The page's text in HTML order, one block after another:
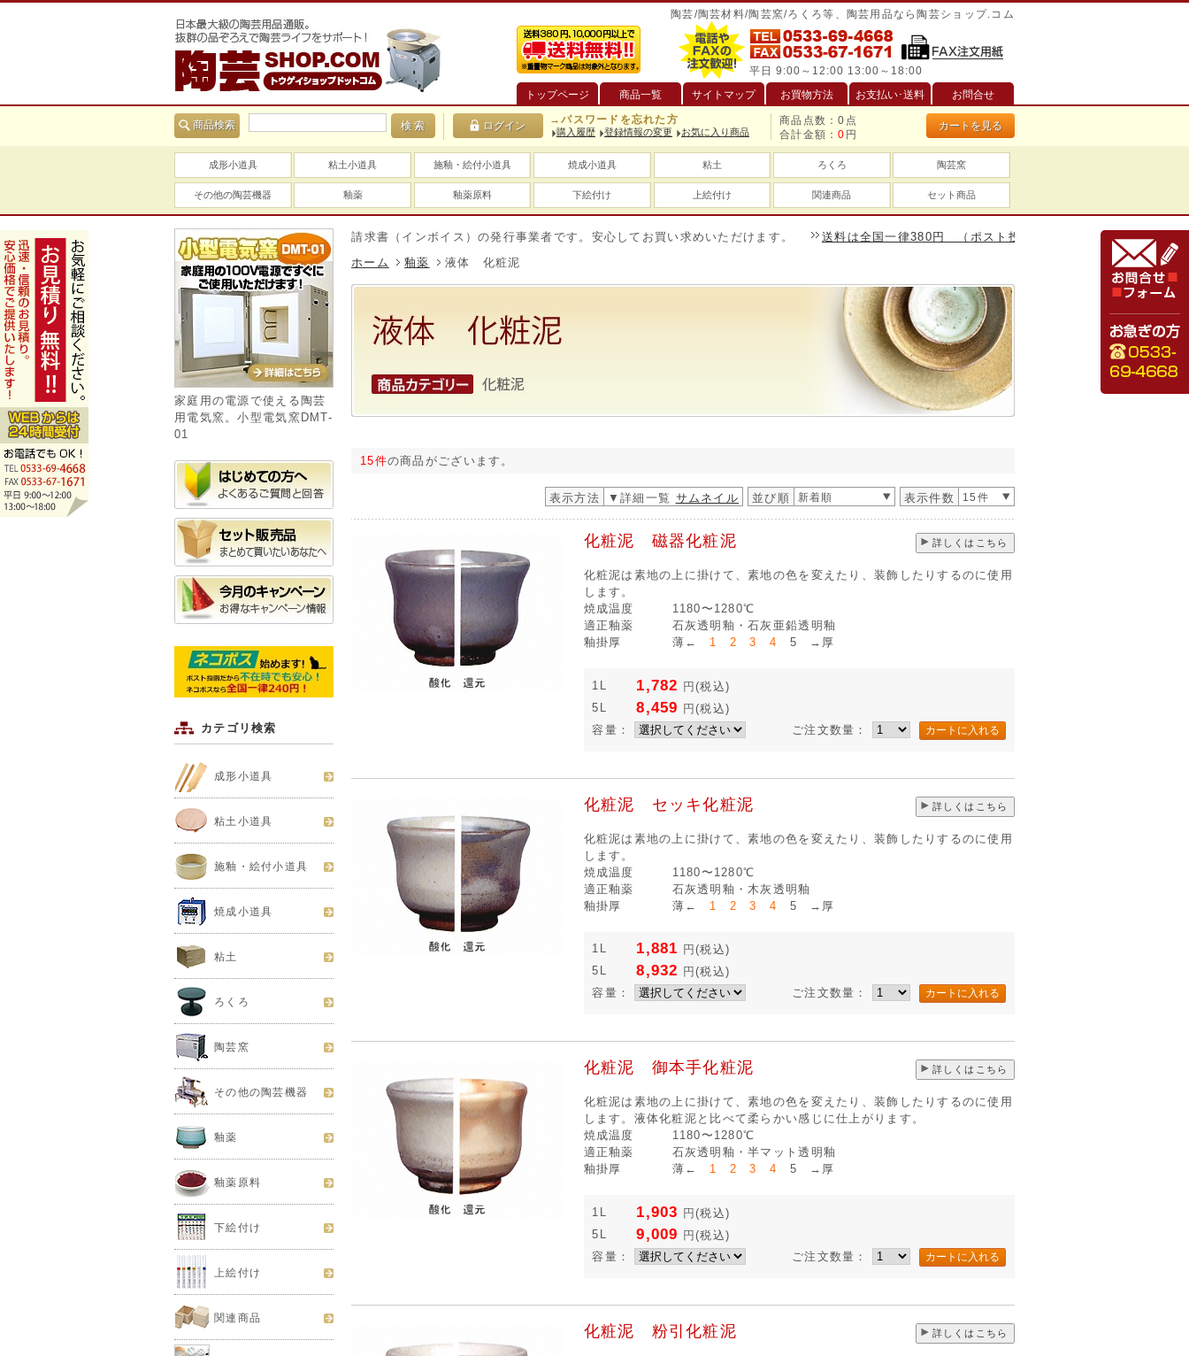
陶芸/陶芸材料/陶芸窯/ろくろ等、陶芸用品なら陶芸ショップ.コム
平日 9:00～12:00 13:00～18:00
トップページ
商品一覧 サイトマップ お買物方法 お支払い･送料 お問合せ
商品検索 →パスワードを忘れた方
購入履歴 登録情報の変更 お気に入り商品
商品点数：0 点
合計金額：0 円
カートを見る
成形小道具 粘土小道具 施釉・絵付小道具 焼成小道具 粘土 ろくろ 陶芸窯
その他の陶芸機器 釉薬 釉薬原料 下絵付け 上絵付け 関連商品 セット商品
当社は適格請求書（インボイス）の発行事業者です。安心してお買い求めいただけます。
送料は全国一律380円 （ポスト投函は240円）、一万円以上のお買い
ホーム
釉薬 液体 化粧泥
15件の商品がございます。
表示方法 ▼詳細一覧 サムネイル 並び順 新着順 表示件数 15件
化粧泥 磁器化粧泥 詳しくはこちら
化粧泥は素地の上に掛けて、素地の色を変えたり、装飾したりするのに使用
します。
焼成温度
1180〜1280℃
適正釉薬
石灰透明釉・石灰亜鉛透明釉
釉掛厚
薄← 1 2 3 4 5 →厚
1L 1,782 円(税込)
5L
8,459 円(税込)
容量：
ご注文数量：
化粧泥 セッキ化粧泥 詳しくはこちら
化粧泥は素地の上に掛けて、素地の色を変えたり、装飾したりするのに使用
します。
焼成温度
1180〜1280℃
適正釉薬
石灰透明釉・木灰透明釉
釉掛厚
薄← 1 2 3 4 5 →厚
1L 1,881 円(税込)
5L
8,932 円(税込)
容量：
ご注文数量：
化粧泥 御本手化粧泥 詳しくはこちら
化粧泥は素地の上に掛けて、素地の色を変えたり、装飾したりするのに使用
します。液体化粧泥と比べて柔らかい感じに仕上がります。
焼成温度
1180〜1280℃
適正釉薬
石灰透明釉・半マット透明釉
釉掛厚
薄← 1 2 3 4 5 →厚
1L 1,903 円(税込)
5L
9,009 円(税込)
容量：
ご注文数量：
化粧泥 粉引化粧泥 詳しくはこちら
家庭用の電源で使える陶芸
用電気窯。小型電気窯DMT-
01
カテゴリ検索
成形小道具
粘土小道具
施釉・絵付小道具
焼成小道具
粘土
ろくろ
陶芸窯
その他の陶芸機器
釉薬
釉薬原料
下絵付け
上絵付け
関連商品